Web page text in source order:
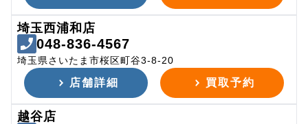
埼玉西浦和店
048-836-4567
埼玉県さいたま市桜区町谷3-8-20
店舗詳細 買取予約
越谷店